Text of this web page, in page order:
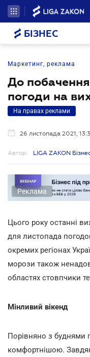
БІЗНЕС
Маркетинг, реклама
До
погоди на
На правах реклами
26 листопада 2021,
Автор: LIGA ZAKON
Реклама
Цього року останні
для листопада
окремих регіонах
морози також
областях стовпчики
Мінливий вікенд
Порівняно з буднями
комфортнішою.